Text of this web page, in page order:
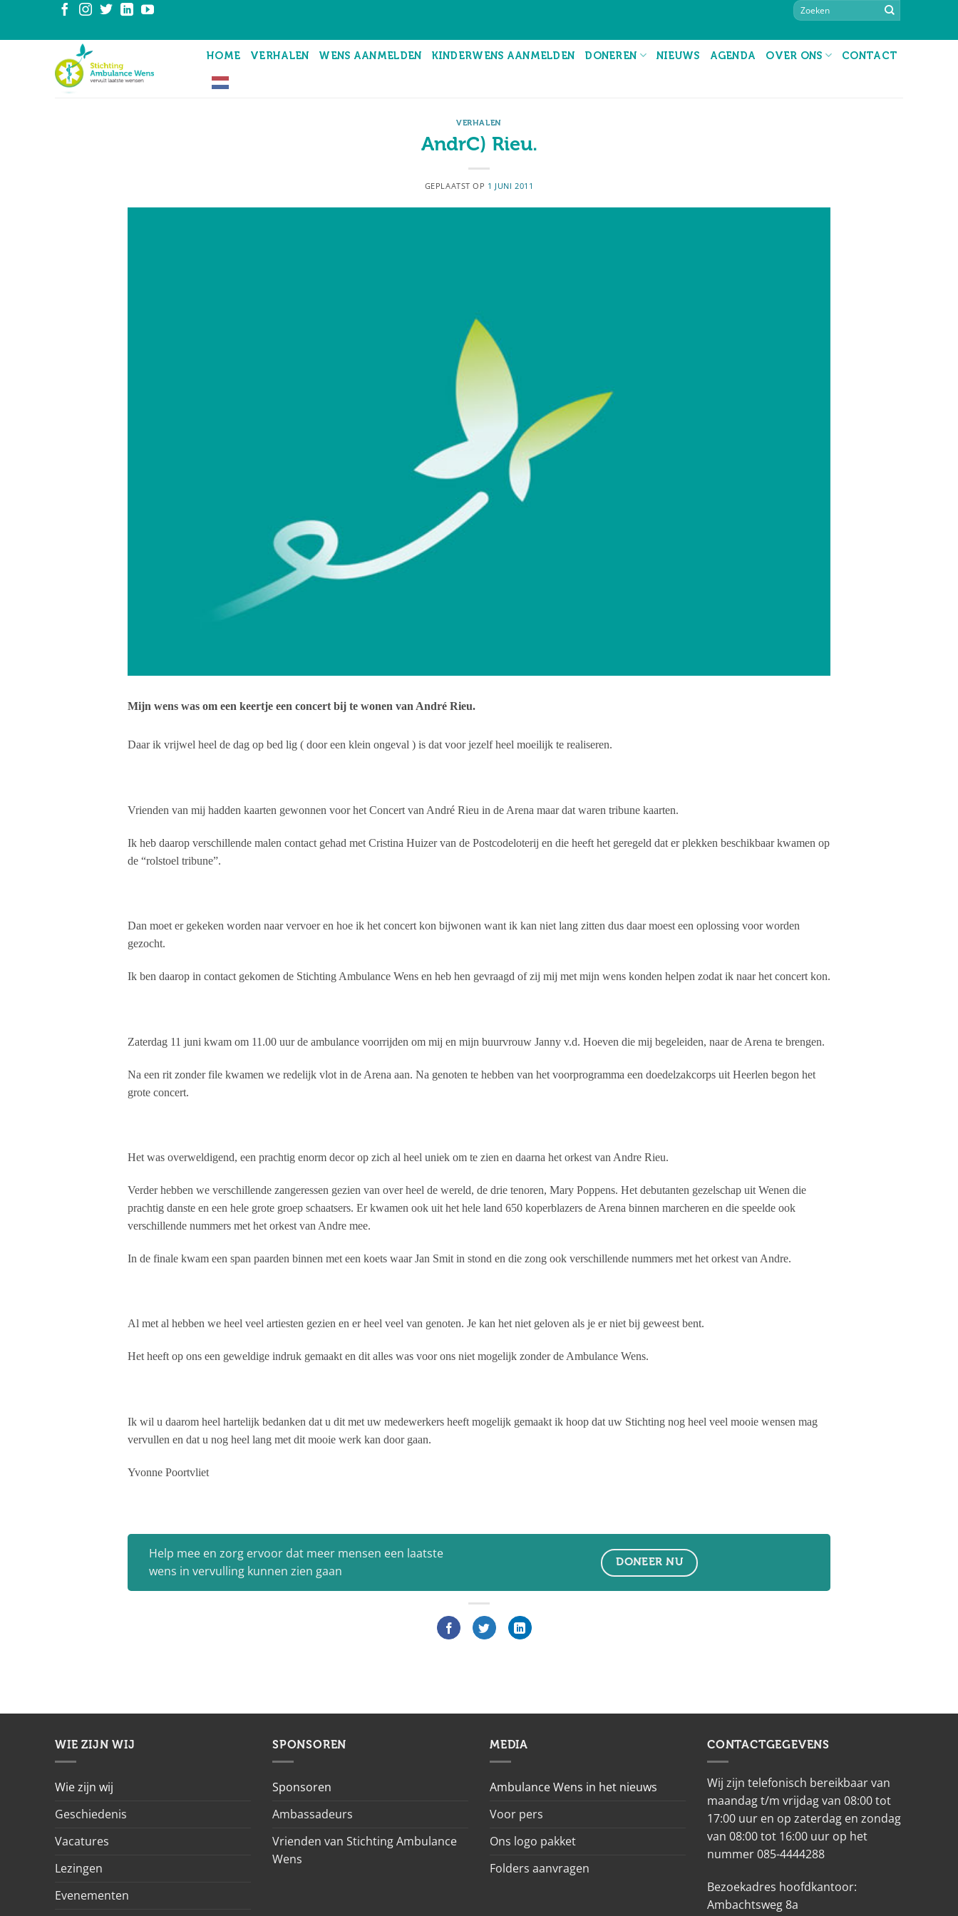
inhoud
HOME VERHALEN WENS AANMELDEN KINDERWENS AANMELDEN DONEREN NIEUWS AGENDA OVER ONS CONTACT
VERHALEN
AndrC) Rieu.
GEPLAATST OP 1 JUNI 2011
Mijn wens was om een keertje een concert bij te wonen van André Rieu.
Daar ik vrijwel heel de dag op bed lig ( door een klein ongeval ) is dat voor jezelf heel moeilijk te realiseren.
Vrienden van mij hadden kaarten gewonnen voor het Concert van André Rieu in de Arena maar dat waren tribune kaarten.
Ik heb daarop verschillende malen contact gehad met Cristina Huizer van de Postcodeloterij en die heeft het geregeld dat er plekken beschikbaar kwamen op
de “rolstoel tribune”.
Dan moet er gekeken worden naar vervoer en hoe ik het concert kon bijwonen want ik kan niet lang zitten dus daar moest een oplossing voor worden
gezocht.
Ik ben daarop in contact gekomen de Stichting Ambulance Wens en heb hen gevraagd of zij mij met mijn wens konden helpen zodat ik naar het concert kon.
Zaterdag 11 juni kwam om 11.00 uur de ambulance voorrijden om mij en mijn buurvrouw Janny v.d. Hoeven die mij begeleiden, naar de Arena te brengen.
Na een rit zonder file kwamen we redelijk vlot in de Arena aan. Na genoten te hebben van het voorprogramma een doedelzakcorps uit Heerlen begon het
grote concert.
Het was overweldigend, een prachtig enorm decor op zich al heel uniek om te zien en daarna het orkest van Andre Rieu.
Verder hebben we verschillende zangeressen gezien van over heel de wereld, de drie tenoren, Mary Poppens. Het debutanten gezelschap uit Wenen die
prachtig danste en een hele grote groep schaatsers. Er kwamen ook uit het hele land 650 koperblazers de Arena binnen marcheren en die speelde ook
verschillende nummers met het orkest van Andre mee.
In de finale kwam een span paarden binnen met een koets waar Jan Smit in stond en die zong ook verschillende nummers met het orkest van Andre.
Al met al hebben we heel veel artiesten gezien en er heel veel van genoten. Je kan het niet geloven als je er niet bij geweest bent.
Het heeft op ons een geweldige indruk gemaakt en dit alles was voor ons niet mogelijk zonder de Ambulance Wens.
Ik wil u daarom heel hartelijk bedanken dat u dit met uw medewerkers heeft mogelijk gemaakt ik hoop dat uw Stichting nog heel veel mooie wensen mag
vervullen en dat u nog heel lang met dit mooie werk kan door gaan.
Yvonne Poortvliet
Help mee en zorg ervoor dat meer mensen een laatste
wens in vervulling kunnen zien gaan
DONEER NU
WIE ZIJN WIJ
Wie zijn wij
Geschiedenis
Vacatures
Lezingen
Evenementen
SPONSOREN
Sponsoren
Ambassadeurs
Vrienden van Stichting Ambulance
Wens
MEDIA
Ambulance Wens in het nieuws
Voor pers
Ons logo pakket
Folders aanvragen
CONTACTGEGEVENS
Wij zijn telefonisch bereikbaar van
maandag t/m vrijdag van 08:00 tot
17:00 uur en op zaterdag en zondag
van 08:00 tot 16:00 uur op het
nummer 085-4444288
Bezoekadres hoofdkantoor:
Ambachtsweg 8a